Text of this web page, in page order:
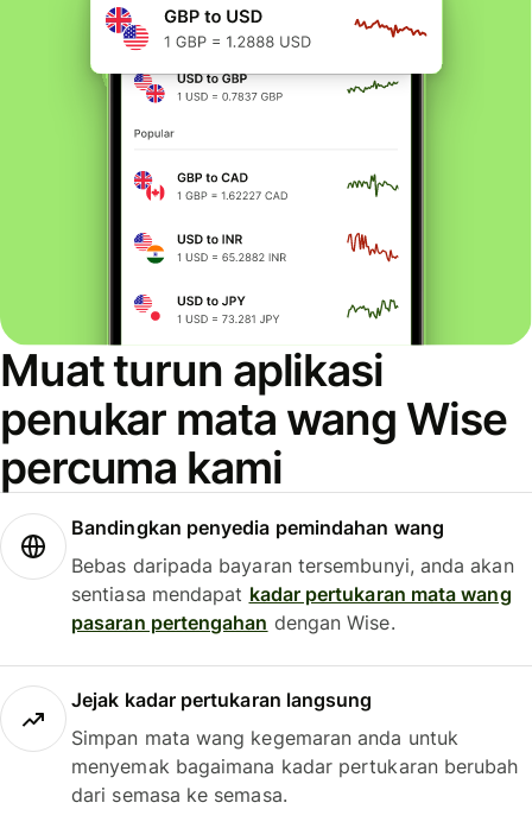
Muat turun aplikasi
penukar mata wang Wise
percuma kami
Bandingkan penyedia pemindahan wang
Bebas daripada bayaran tersembunyi, anda akan
sentiasa mendapat kadar pertukaran mata wang
pasaran pertengahan dengan Wise.
Jejak kadar pertukaran langsung
Simpan mata wang kegemaran anda untuk
menyemak bagaimana kadar pertukaran berubah
dari semasa ke semasa.